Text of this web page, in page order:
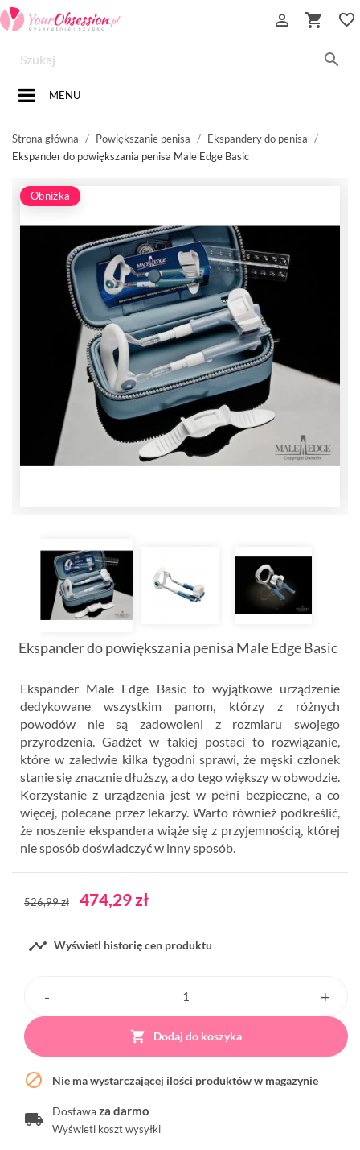
favorite_border



MENU
Strona główna Powiększanie penisa
Ekspandery do penisa
Ekspander do powiększania penisa Male Edge Basic
Obniżka
Ekspander do powiększania penisa Male Edge Basic
Ekspander Male Edge Basic to wyjątkowe urządzenie
dedykowane wszystkim panom, którzy z różnych
powodów nie są zadowoleni z rozmiaru swojego
przyrodzenia. Gadżet w takiej postaci to rozwiązanie,
które w zaledwie kilka tygodni sprawi, że męski członek
stanie się znacznie dłuższy, a do tego większy w obwodzie.
Korzystanie z urządzenia jest w pełni bezpieczne, a co
więcej, polecane przez lekarzy. Warto również podkreślić,
że noszenie ekspandera wiąże się z przyjemnością, której
nie sposób doświadczyć w inny sposób.
526,99 zł 474,29 zł
 Wyświetl historię cen produktu
 Dodaj do koszyka
 Nie ma wystarczającej ilości produktów w magazynie
Dostawaza darmo
Wyświetl koszt wysyłki